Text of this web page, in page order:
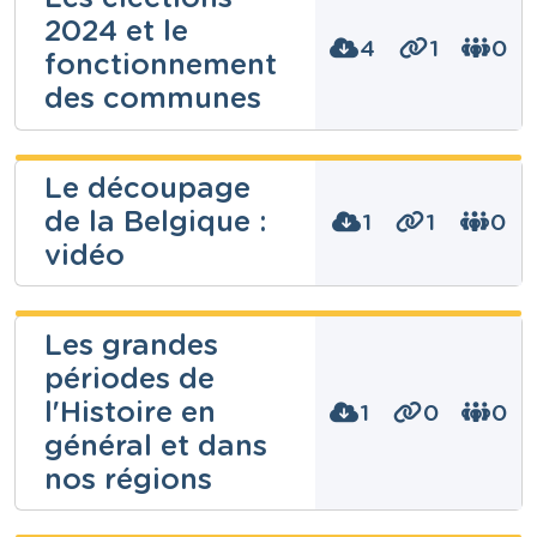
2024 et le
fonctionnement
des communes
4 1 0
dominique
borcy
Niveau
Fondamental
Education à la philosophie et la citoyenneté
Année
4 années
Tags
Belgique, citoyenneté, citoyens, Communautés, CPC,
démocratie, éducation à la citoyenneté, Education à
la philosophie et la citoyenneté, élections, état,
Philosophie et citoyenneté, régions
Le découpage
de la Belgique :
vidéo
1 1 0
Jeoffrey Jonet
Niveau
Secondaire
Cours
Géographie - Etude du milieu
2 années
Les grandes
périodes de
l'Histoire en
général et dans
nos régions
1 0 0